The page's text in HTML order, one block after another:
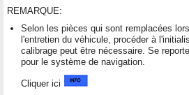
REMARQUE:
Selon les pièces qui sont remplacées
l'entretien du véhicule, procéder à
calibrage peut être nécessaire. Se
pour le système de navigation.
Cliquer ici